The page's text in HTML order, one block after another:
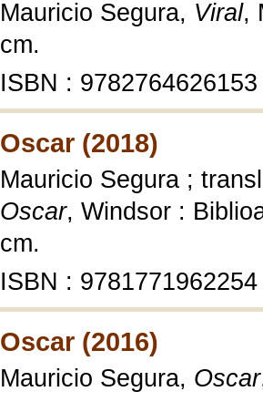
Mauricio Segura, Viral,
cm.
ISBN : 9782764626153
Oscar (2018)
Mauricio Segura ;
Oscar, Windsor :
cm.
ISBN : 9781771962254
Oscar (2016)
Mauricio Segura, Oscar